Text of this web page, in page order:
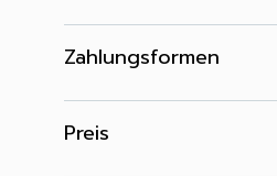
Zahlungsformen
Preis